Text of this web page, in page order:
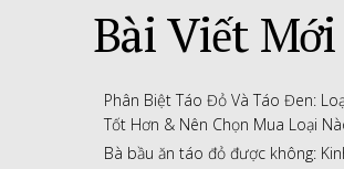
Bài Viết Mới
Phân Biệt Táo Đỏ Và Táo Đen:
Tốt Hơn & Nên Chọn Mua Loại
Bà bầu ăn táo đỏ được không: